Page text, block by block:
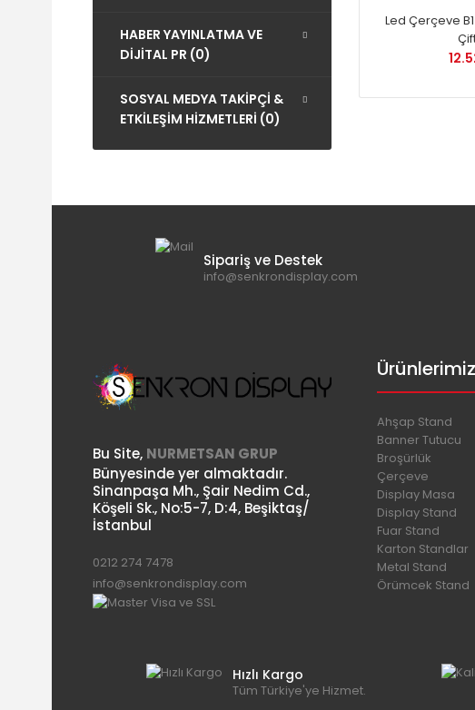
HABER YAYINLATMA VE
DİJİTAL PR (0)
SOSYAL MEDYA TAKİPÇİ &
ETKİLEŞİM HİZMETLERİ (0)
Led Çerçeve
Sipariş ve Destek
info@senkrondisplay.com
Bu Site, NURMETSAN GRUP
Bünyesinde yer almaktadır.
Sinanpaşa Mh., Şair Nedim Cd.,
Köşeli Sk., No:5-7, D:4, Beşiktaş/
İstanbul
0212 274 7478
info@senkrondisplay.com
Ürünlerimiz
Ahşap Stand
Banner Tutucu
Broşürlük
Çerçeve
Display Masa
Display Stand
Fuar Stand
Karton Standlar
Metal Stand
Örümcek Stand
Hızlı Kargo
Tüm Türkiye'ye Hizmet.